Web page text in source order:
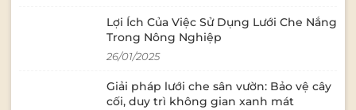
hỗ trợ hướng
Lợi Ích Của Việc Sử Dụng Lưới Che Nắng
Trong Nông Nghiệp
26/01/2025
Giải pháp lưới che sân vườn: Bảo vệ cây
cối, duy trì không gian xanh mát